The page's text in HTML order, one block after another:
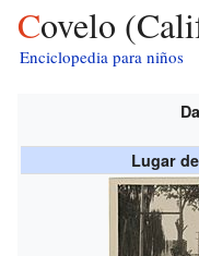
Covelo
Enciclopedia para niños
Lugar